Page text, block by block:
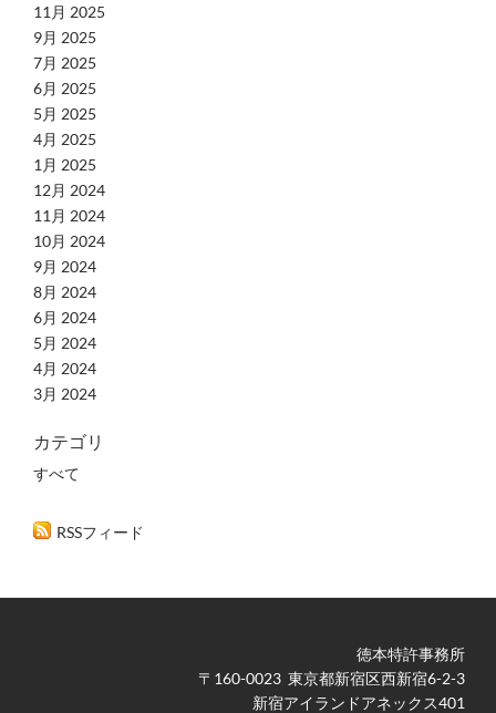
11月 2025
9月 2025
7月 2025
6月 2025
5月 2025
4月 2025
1月 2025
12月 2024
11月 2024
10月 2024
9月 2024
8月 2024
6月 2024
5月 2024
4月 2024
3月 2024
カテゴリ
すべて
RSSフィード
徳本特許事務所
​〒160-0023 東京都新宿区西新宿6-2-3
新宿アイランドアネックス401